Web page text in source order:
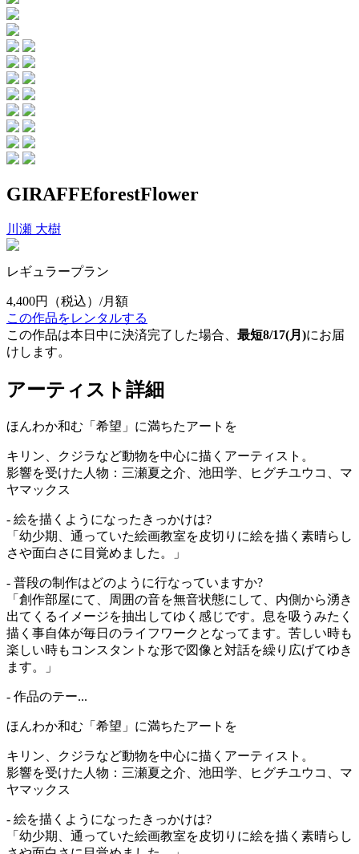
GIRAFFEforestFlower
川瀬 大樹
レギュラープラン
4,400円
（税込）/月額
この作品をレンタルする
この作品は本日中に決済完了した場合、 最短8/17(月)にお届
けします。
アーティスト詳細
ほんわか和む「希望」に満ちたアートを
キリン、クジラなど動物を中心に描くアーティスト。
影響を受けた人物：三瀬夏之介、池田学、ヒグチユウコ、マ
ヤマックス
- 絵を描くようになったきっかけは?
「幼少期、通っていた絵画教室を皮切りに絵を描く素晴らし
さや面白さに目覚めました。」
- 普段の制作はどのように行なっていますか?
「創作部屋にて、周囲の音を無音状態にして、内側から湧き
出てくるイメージを抽出してゆく感じです。息を吸うみたく
描く事自体が毎日のライフワークとなってます。苦しい時も
楽しい時もコンスタントな形で図像と対話を繰り広げてゆき
ます。」
- 作品のテー...
ほんわか和む「希望」に満ちたアートを
キリン、クジラなど動物を中心に描くアーティスト。
影響を受けた人物：三瀬夏之介、池田学、ヒグチユウコ、マ
ヤマックス
- 絵を描くようになったきっかけは?
「幼少期、通っていた絵画教室を皮切りに絵を描く素晴らし